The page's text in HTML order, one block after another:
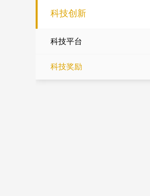
科技创新
科技平台
科技奖励